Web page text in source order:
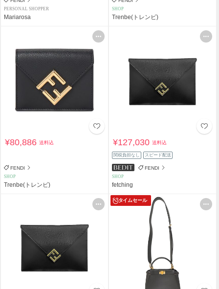
PERSONAL SHOPPER
Mariarosa
SHOP
Trenbe(トレンビ)
¥80,886送料込
FENDI
SHOP
Trenbe(トレンビ)
¥127,030送料込
関税負担なし スピード配送
FENDI
SHOP
fetching
タイムセール